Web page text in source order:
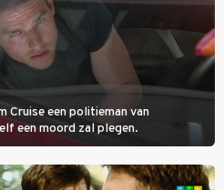
Cruise een politieman van
een moord zal plegen.